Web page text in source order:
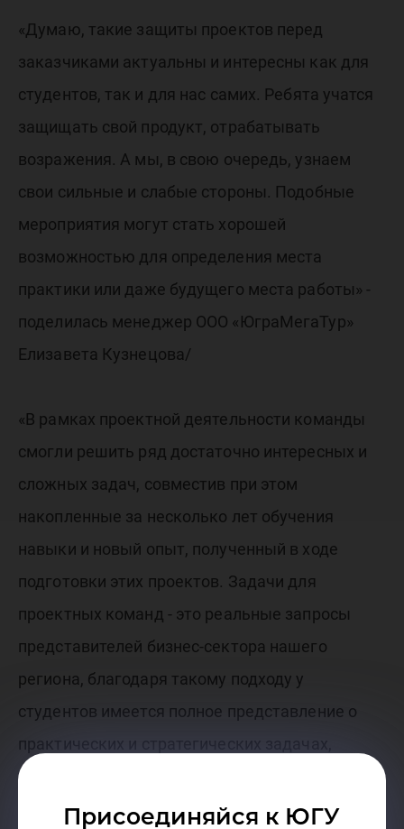
Присоединяйся к ЮГУ
«Думаю, такие защиты проектов перед
заказчиками актуальны и интересны как для
студентов, так и для нас самих. Ребята учатся
защищать свой продукт, отрабатывать
возражения. А мы, в свою очередь, узнаем
свои сильные и слабые стороны. Подобные
мероприятия могут стать хорошей
возможностью для определения места
практики или даже будущего места работы» -
поделилась менеджер ООО «ЮграМегаТур»
Елизавета Кузнецова/
«В рамках проектной деятельности команды
смогли решить ряд достаточно интересных и
сложных задач, совместив при этом
накопленные за несколько лет обучения
навыки и новый опыт, полученный в ходе
подготовки этих проектов. Задачи для
проектных команд - это реальные запросы
представителей бизнес-сектора нашего
региона, благодаря такому подходу у
студентов имеется полное представление о
практических и стратегических задачах,
которые стоят перед региональным бизнесом
в сфере туризма.